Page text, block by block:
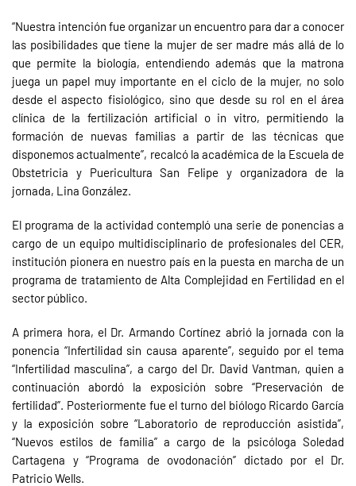
“Nuestra intención fue organizar un encuentro para dar a conocer
las posibilidades que tiene la mujer de ser madre más allá de lo
que permite la biología, entendiendo además que la matrona
juega un papel muy importante en el ciclo de la mujer, no solo
desde el aspecto fisiológico, sino que desde su rol en el área
clínica de la fertilización artificial o in vitro, permitiendo la
formación de nuevas familias a partir de las técnicas que
disponemos actualmente”, recalcó la académica de la Escuela de
Obstetricia y Puericultura San Felipe y organizadora de la
jornada, Lina González.
El programa de la actividad contempló una serie de ponencias a
cargo de un equipo multidisciplinario de profesionales del CER,
institución pionera en nuestro país en la puesta en marcha de un
programa de tratamiento de Alta Complejidad en Fertilidad en el
sector público.
A primera hora, el Dr. Armando Cortínez abrió la jornada con la
ponencia “Infertilidad sin causa aparente”, seguido por el tema
“Infertilidad masculina”, a cargo del Dr. David Vantman, quien a
continuación abordó la exposición sobre “Preservación de
fertilidad”. Posteriormente fue el turno del biólogo Ricardo García
y la exposición sobre “Laboratorio de reproducción asistida”,
“Nuevos estilos de familia” a cargo de la psicóloga Soledad
Cartagena y “Programa de ovodonación” dictado por el Dr.
Patricio Wells.